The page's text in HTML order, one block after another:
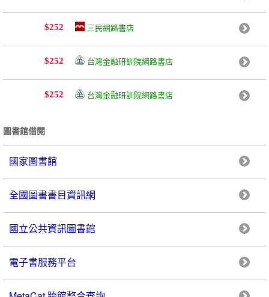
$252 三民網路書店
$252 台灣金融研訓院網路書店
$252 台灣金融研訓院網路書店
圖書館借閱
國家圖書館
全國圖書書目資訊網
國立公共資訊圖書館
電子書服務平台